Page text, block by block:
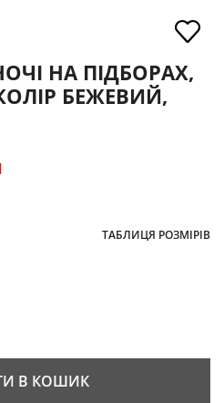
НА ПІДБОРАХ,
БЕЖЕВИЙ,
ТАБЛИЦЯ РОЗМІРІВ
В КОШИК